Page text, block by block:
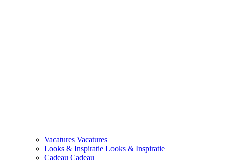
Vacatures Vacatures
Looks & Inspiratie Looks & Inspiratie
Cadeau Cadeau